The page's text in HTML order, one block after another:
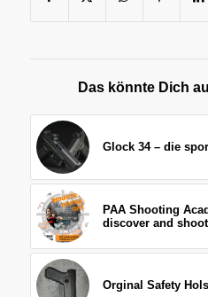
Das könnte Dich
Glock 34 – die
PAA Shooting
discover and shoot
Orginal Safety